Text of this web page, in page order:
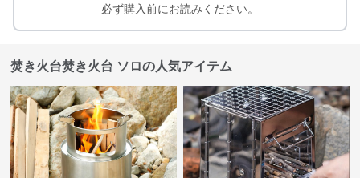
必ず購入前にお読みください。
焚き火台焚き火台 ソロの人気アイテム